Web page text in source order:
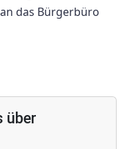
das Bürgerbüro
über